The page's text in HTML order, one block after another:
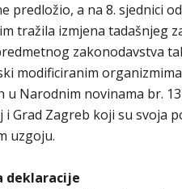
predložio, a na 8. sjednici
tražila izmjena tadašnjeg
zakonodavstva
modificiranim
Narodnim novinama br.
Grad Zagreb koji su svoja
uzgoju.
deklaracije